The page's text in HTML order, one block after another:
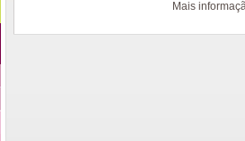
Mais